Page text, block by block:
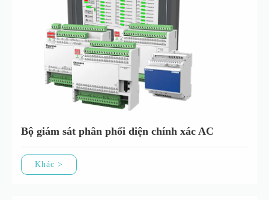
Bộ giám sát phân phối điện chính xác AC
Khác >